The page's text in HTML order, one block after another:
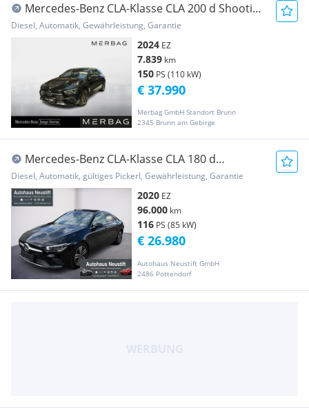
Mercedes-Benz CLA-Klasse CLA 200 d Shooting
Brake Aut.
Diesel, Automatik, Gewährleistung, Garantie
2024 EZ
7.839 km
150 PS (110 kW)
Merbag GmbH Standort Brunn
2345 Brunn am Gebirge
€ 37.990
Mercedes-Benz CLA-Klasse CLA 180 d
Progessive (EURO 6d-TEMP) (118.303) ...
Diesel, Automatik, gültiges Pickerl, Gewährleistung, Garantie
2020 EZ
96.000 km
116 PS (85 kW)
Autohaus Neustift GmbH
2486 Pottendorf
€ 26.980